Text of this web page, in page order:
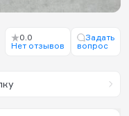
0.0
Нет отзывов
Задать
вопрос